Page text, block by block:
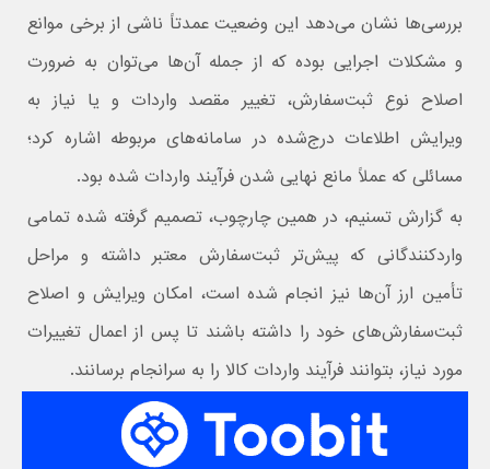
بررسی‌ها نشان می‌دهد این وضعیت عمدتاً ناشی از برخی موانع
و مشکلات اجرایی بوده که از جمله آن‌ها می‌توان به ضرورت
اصلاح نوع ثبت‌سفارش، تغییر مقصد واردات و یا نیاز به
ویرایش اطلاعات درج‌شده در سامانه‌های مربوطه اشاره کرد؛
مسائلی که عملاً مانع نهایی شدن فرآیند واردات شده بود.
به گزارش تسنیم، در همین چارچوب، تصمیم گرفته شده تمامی
واردکنندگانی که پیش‌تر ثبت‌سفارش معتبر داشته و مراحل
تأمین ارز آن‌ها نیز انجام شده است، امکان ویرایش و اصلاح
ثبت‌سفارش‌های خود را داشته باشند تا پس از اعمال تغییرات
مورد نیاز، بتوانند فرآیند واردات کالا را به سرانجام برسانند.